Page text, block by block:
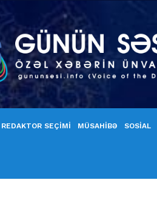
REDAKTOR SEÇİMİ MÜSAHİBƏ SOSİAL